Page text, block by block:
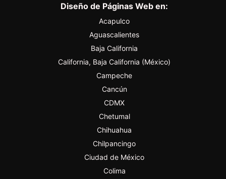
Diseño de Páginas Web en:
Acapulco
Aguascalientes
Baja California
California, Baja California (México)
Campeche
Cancún
CDMX
Chetumal
Chihuahua
Chilpancingo
Ciudad de México
Colima